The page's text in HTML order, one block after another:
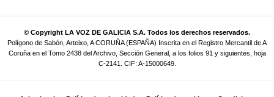
© Copyright LA VOZ DE GALICIA S.A. Todos los derechos reservados.
Polígono de Sabón, Arteixo, A CORUÑA (ESPAÑA) Inscrita en el Registro Mercantil de A
Coruña en el Tomo 2438 del Archivo, Sección General, a los folios 91 y siguientes, hoja
C-2141. CIF: A-15000649.